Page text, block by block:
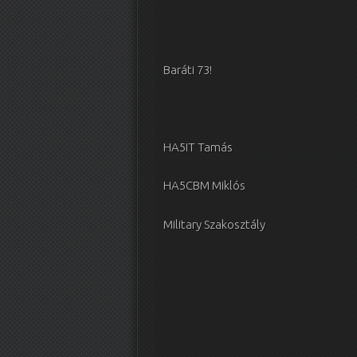
Baráti 73!
HA5IT Tamás
HA5CBM Miklós
Military Szakosztály